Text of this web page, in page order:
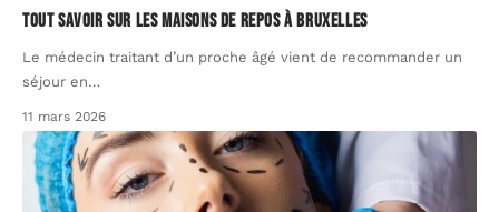
Tout savoir sur les maisons de repos à Bruxelles
Le médecin traitant d’un proche âgé vient de recommander un
séjour en…
11 mars 2026